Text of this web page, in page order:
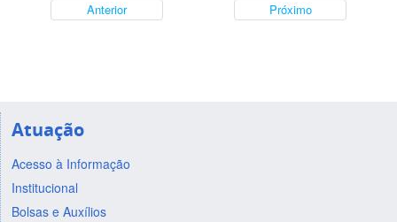
Anterior Próximo
Atuação
Acesso à Informação
Institucional
Bolsas e Auxílios